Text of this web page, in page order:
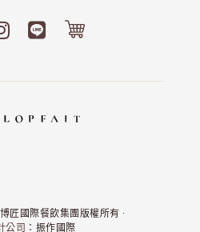
匠國際餐飲集團版權所有 ·
公司 ：振作國際